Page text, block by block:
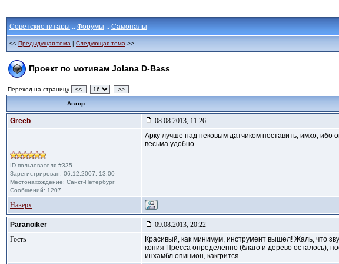
Советские гитары :: Форумы :: Самопалы
<< Предыдущая тема | Следующая тема >>
Проект по мотивам Jolana D-Bass
Переход на страницу << >>
Автор
Greeb 08.08.2013, 11:26
ID пользователя #335
Зарегистрирован: 06.12.2007, 13:00
Местонахождение: Санкт-Петербург
Сообщений: 1207
Арку лучше над нековым датчиком поставить, имхо, ибо
весьма удобно.
Наверх
Paranoiker
09.08.2013, 20:22
Гость
Красивый, как минимум, инструмент вышел! Жаль, что
копия Пресса определенно (благо и дерево осталось),
инхамбл опинион, какгрится.